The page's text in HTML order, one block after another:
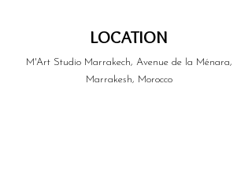
LOCATION
M'Art Studio Marrakech, Avenue de la Ménara,
Marrakesh, Morocco